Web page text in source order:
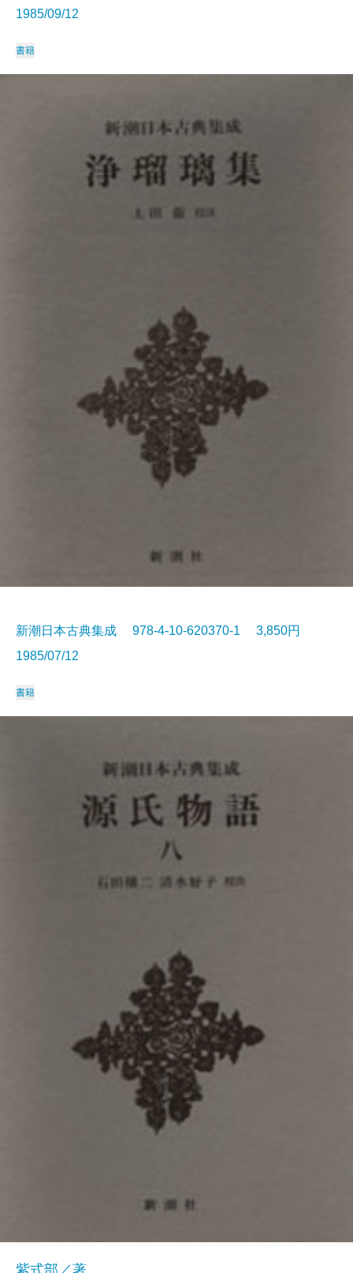
1985/09/12
書籍
新潮日本古典集成 978-4-10-620370-1 3,850円
1985/07/12
書籍